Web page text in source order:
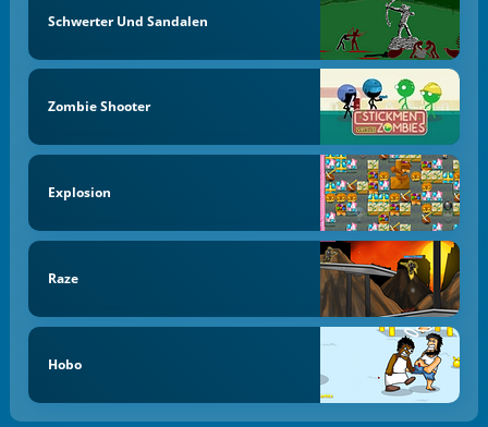
Schwerter Und Sandalen
Zombie Shooter
Explosion
Raze
Hobo